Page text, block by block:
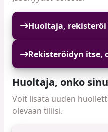
Huoltaja, rekisteröi
Rekisteröidyn itse,
Huoltaja, onko
Voit lisätä uuden
olevaan tiliisi.